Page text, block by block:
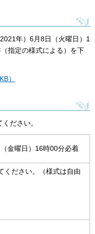
年）6月8日（火曜日）1
指定の様式による）を下
）
ださい。
金曜日）16時00分必着
ください。（様式は自由